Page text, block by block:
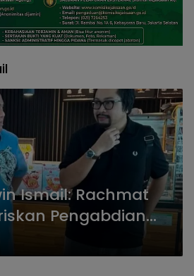
Ismail: Rachmat
Pengabdian
Pernah